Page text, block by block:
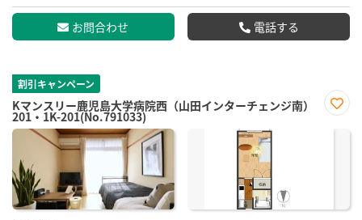
お問合わせ 電話する
割引キャンペーン
Kマンスリー鹿児島大学病院西（山田インターチェンジ南）
201・1K-201(No.791033)
に入